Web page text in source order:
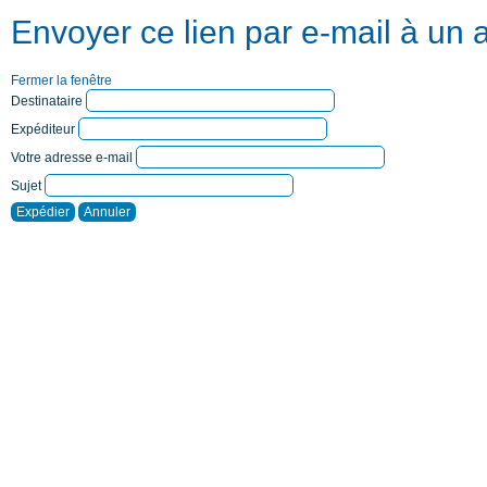
Envoyer ce lien par e-mail à un
Fermer la fenêtre
Destinataire
Expéditeur
Votre adresse e-mail
Sujet
Expédier
Annuler